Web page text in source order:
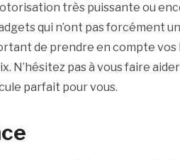
très puissante ou
qui n’ont pas forcément
de prendre en compte vos
N’hésitez pas à vous faire
parfait pour vous.